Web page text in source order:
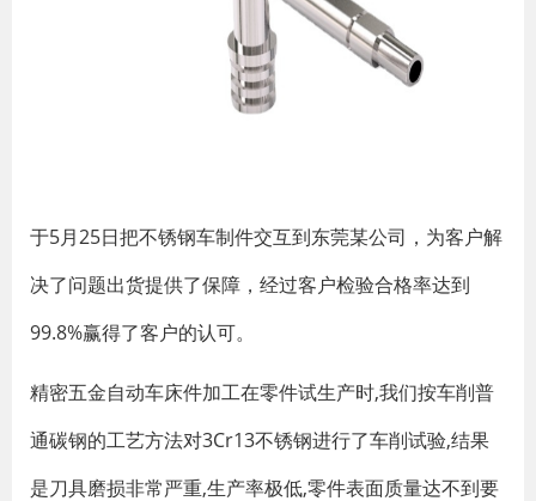
于5月25日把不锈钢车制件交互到东莞某公司，为客户解
决了问题出货提供了保障，经过客户检验合格率达到
99.8%赢得了客户的认可。
精密五金自动车床件加工在零件试生产时,我们按车削普
通碳钢的工艺方法对3Cr13不锈钢进行了车削试验,结果
是刀具磨损非常严重,生产率极低,零件表面质量达不到要